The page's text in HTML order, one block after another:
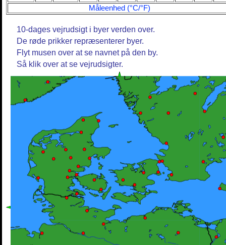
Måleenhed (°C/°F)
10-dages vejrudsigt i byer verden over.
De røde prikker repræsenterer byer.
Flyt musen over at se navnet på den by.
Så klik over at se vejrudsigter.